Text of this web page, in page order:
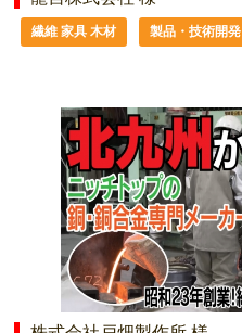
繊維 家具 木材 製品・技術開発